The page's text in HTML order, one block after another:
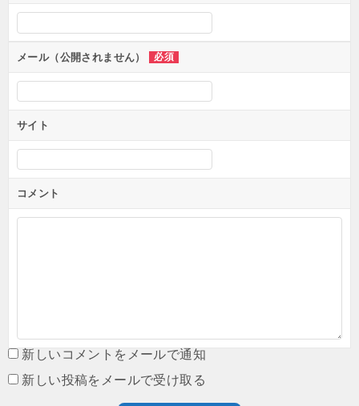
メール（公開されません） 必須
サイト
コメント
新しいコメントをメールで通知
新しい投稿をメールで受け取る